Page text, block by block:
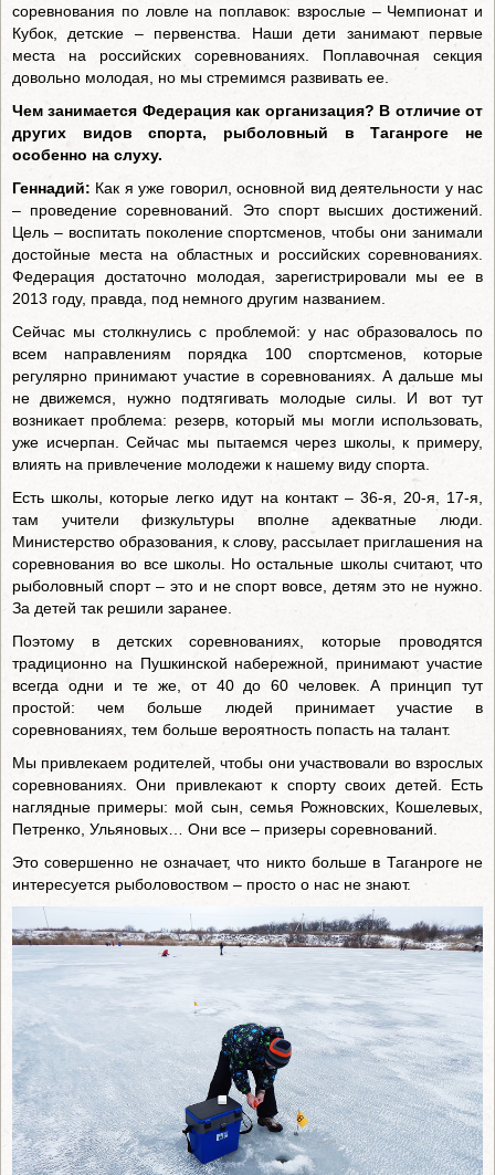
соревнования по ловле на поплавок: взрослые – Чемпионат и
Кубок, детские – первенства. Наши дети занимают первые
места на российских соревнованиях. Поплавочная секция
довольно молодая, но мы стремимся развивать ее.
Чем занимается Федерация как организация? В отличие от
других видов спорта, рыболовный в Таганроге не
особенно на слуху.
Геннадий: Как я уже говорил, основной вид деятельности у нас
– проведение соревнований. Это спорт высших достижений.
Цель – воспитать поколение спортсменов, чтобы они занимали
достойные места на областных и российских соревнованиях.
Федерация достаточно молодая, зарегистрировали мы ее в
2013 году, правда, под немного другим названием.
Сейчас мы столкнулись с проблемой: у нас образовалось по
всем направлениям порядка 100 спортсменов, которые
регулярно принимают участие в соревнованиях. А дальше мы
не движемся, нужно подтягивать молодые силы. И вот тут
возникает проблема: резерв, который мы могли использовать,
уже исчерпан. Сейчас мы пытаемся через школы, к примеру,
влиять на привлечение молодежи к нашему виду спорта.
Есть школы, которые легко идут на контакт – 36-я, 20-я, 17-я,
там учители физкультуры вполне адекватные люди.
Министерство образования, к слову, рассылает приглашения на
соревнования во все школы. Но остальные школы считают, что
рыболовный спорт – это и не спорт вовсе, детям это не нужно.
За детей так решили заранее.
Поэтому в детских соревнованиях, которые проводятся
традиционно на Пушкинской набережной, принимают участие
всегда одни и те же, от 40 до 60 человек. А принцип тут
простой: чем больше людей принимает участие в
соревнованиях, тем больше вероятность попасть на талант.
Мы привлекаем родителей, чтобы они участвовали во взрослых
соревнованиях. Они привлекают к спорту своих детей. Есть
наглядные примеры: мой сын, семья Рожновских, Кошелевых,
Петренко, Ульяновых… Они все – призеры соревнований.
Это совершенно не означает, что никто больше в Таганроге не
интересуется рыболовоством – просто о нас не знают.